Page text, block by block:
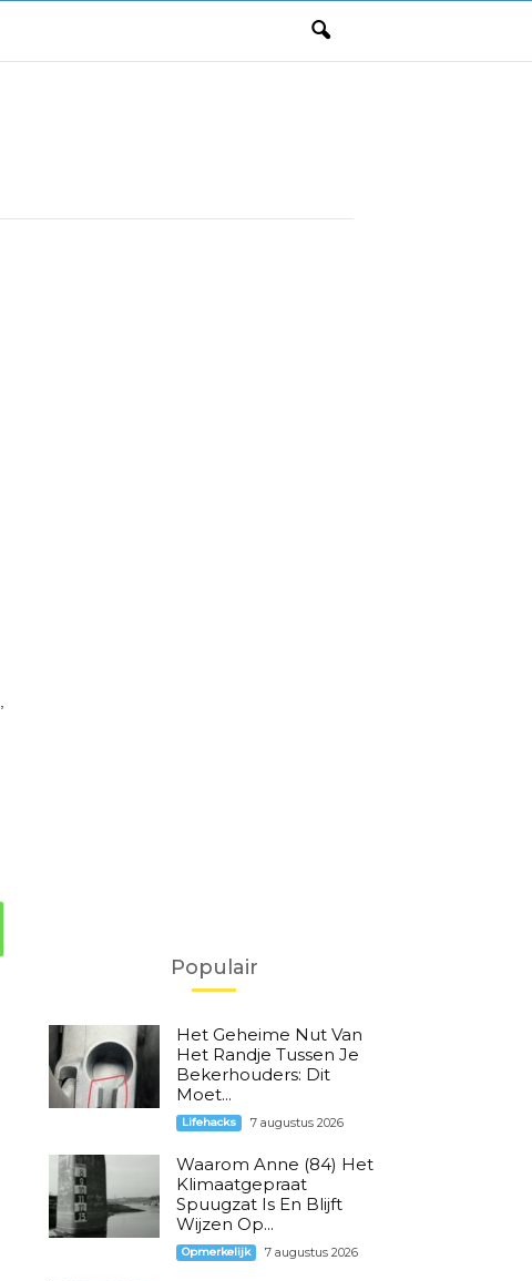
Populair
Het Geheime Nut Van
Het Randje Tussen Je
Bekerhouders: Dit
Moet...
Lifehacks 7 augustus 2026
Waarom Anne (84) Het
Klimaatgepraat
Spuugzat Is En Blijft
Wijzen Op...
Opmerkelijk 7 augustus 2026